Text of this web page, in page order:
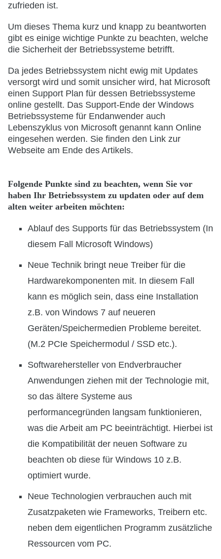
zufrieden ist.
Um dieses Thema kurz und knapp zu beantworten
gibt es einige wichtige Punkte zu beachten, welche
die Sicherheit der Betriebssysteme betrifft.
Da jedes Betriebssystem nicht ewig mit Updates
versorgt wird und somit unsicher wird, hat Microsoft
einen Support Plan für dessen Betriebssysteme
online gestellt. Das Support-Ende der Windows
Betriebssysteme für Endanwender auch
Lebenszyklus von Microsoft genannt kann Online
eingesehen werden. Sie finden den Link zur
Webseite am Ende des Artikels.
Folgende Punkte sind zu beachten, wenn Sie vor
haben Ihr Betriebssystem zu updaten oder auf dem
alten weiter arbeiten möchten:
Ablauf des Supports für das Betriebssystem (In
diesem Fall Microsoft Windows)
Neue Technik bringt neue Treiber für die
Hardwarekomponenten mit. In diesem Fall
kann es möglich sein, dass eine Installation
z.B. von Windows 7 auf neueren
Geräten/Speichermedien Probleme bereitet.
(M.2 PCIe Speichermodul / SSD etc.).
Softwarehersteller von Endverbraucher
Anwendungen ziehen mit der Technologie mit,
so das ältere Systeme aus
performancegründen langsam funktionieren,
was die Arbeit am PC beeinträchtigt. Hierbei ist
die Kompatibilität der neuen Software zu
beachten ob diese für Windows 10 z.B.
optimiert wurde.
Neue Technologien verbrauchen auch mit
Zusatzpaketen wie Frameworks, Treibern etc.
neben dem eigentlichen Programm zusätzliche
Ressourcen vom PC.